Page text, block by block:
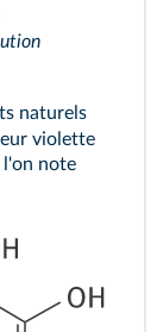
naturels
violette
l'on note